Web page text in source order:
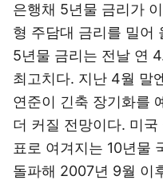
은행채 5년물 금리가
형 주담대 금리를 밀어
5년물 금리는 전날 연
최고치다. 지난 4월 말
연준이 긴축 장기화를
더 커질 전망이다. 미
표로 여겨지는 10년물
돌파해 2007년 9월 이